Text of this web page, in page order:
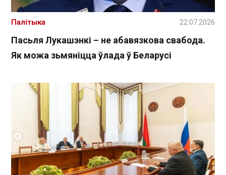
Пасьля Лукашэнкі – не абавязкова свабода.
Як можа зьмяніцца ўлада ў Беларусі
Палітыка 22.07.2026